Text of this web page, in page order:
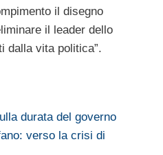
il disegno
il leader dello
dalla vita politica”.
durata del governo
verso la crisi di